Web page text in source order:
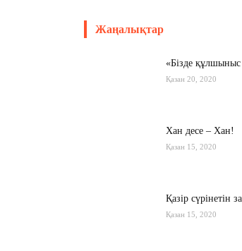
Жаңалықтар
«Бізде
Қазан 20, 2020
Хан десе – Хан!
Қазан 15, 2020
Қазір сүрінетін
Қазан 15, 2020